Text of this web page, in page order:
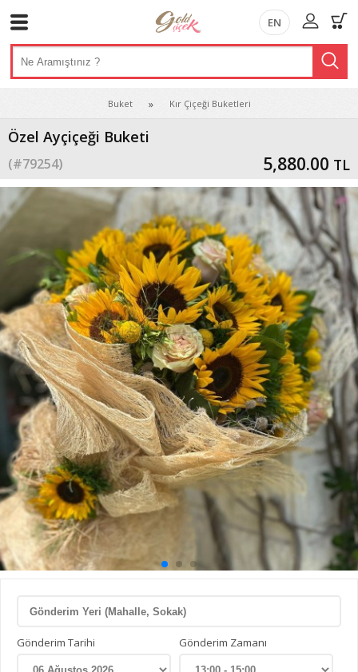
EN
Buket Kır Çiçeği Buketleri
Özel Ayçiçeği Buketi
(#79254) 5,880.00 TL
Gönderim Tarihi Gönderim Zamanı